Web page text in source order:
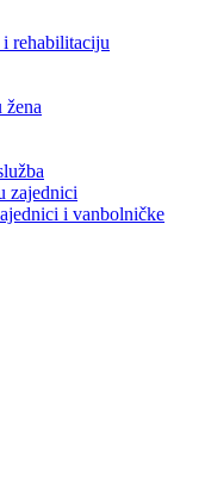
rehabilitaciju
žena
zajednici
i vanbolničke